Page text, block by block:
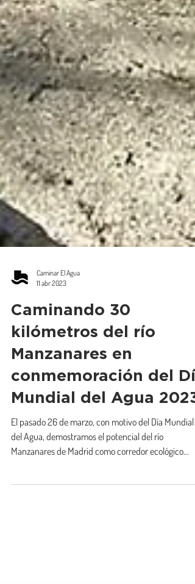
11 abr 2023
Caminando 30
kilómetros del río
Manzanares en
conmemoración del
Mundial del Agua 2023
El pasado 26 de marzo, con motivo del Día Mundial
del Agua, demostramos el potencial del río